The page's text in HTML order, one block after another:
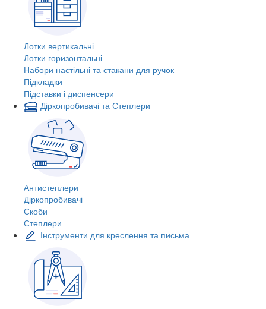
Лотки вертикальні
Лотки горизонтальні
Набори настільні та стакани для ручок
Підкладки
Підставки і диспенсери
Діркопробивачі та Степлери
Антистеплери
Діркопробивачі
Скоби
Степлери
Інструменти для креслення та письма